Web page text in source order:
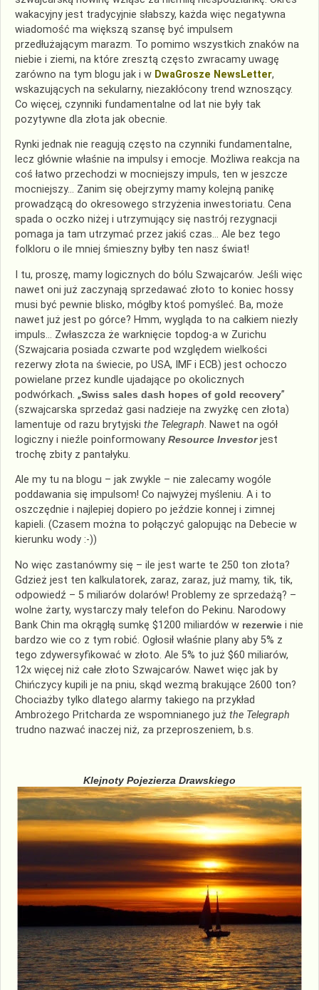
wakacyjny jest tradycyjnie słabszy, każda więc negatywna
wiadomość ma większą szansę być impulsem
przedłużającym marazm. To pomimo wszystkich znaków na
niebie i ziemi, na które zresztą często zwracamy uwagę
zarówno na tym blogu jak i w DwaGrosze NewsLetter,
wskazujących na sekularny, niezakłócony trend wznoszący.
Co więcej, czynniki fundamentalne od lat nie były tak
pozytywne dla złota jak obecnie.
Rynki jednak nie reagują często na czynniki fundamentalne,
lecz głównie właśnie na impulsy i emocje. Możliwa reakcja na
coś łatwo przechodzi w mocniejszy impuls, ten w jeszcze
mocniejszy… Zanim się obejrzymy mamy kolejną panikę
prowadzącą do okresowego strzyżenia inwestoriatu. Cena
spada o oczko niżej i utrzymujący się nastrój rezygnacji
pomaga ja tam utrzymać przez jakiś czas… Ale bez tego
folkloru o ile mniej śmieszny byłby ten nasz świat!
I tu, proszę, mamy logicznych do bólu Szwajcarów. Jeśli więc
nawet oni już zaczynają sprzedawać złoto to koniec hossy
musi być pewnie blisko, mógłby ktoś pomyśleć. Ba, może
nawet już jest po górce? Hmm, wygląda to na całkiem niezły
impuls… Zwłaszcza że warknięcie topdog-a w Zurichu
(Szwajcaria posiada czwarte pod względem wielkości
rezerwy złota na świecie, po USA, IMF i ECB) jest ochoczo
powielane przez kundle ujadające po okolicznych
podwórkach. „Swiss sales dash hopes of gold recovery”
(szwajcarska sprzedaż gasi nadzieje na zwyżkę cen złota)
lamentuje od razu brytyjski the Telegraph. Nawet na ogół
logiczny i nieźle poinformowany Resource Investorjest
trochę zbity z pantałyku.
Ale my tu na blogu – jak zwykle – nie zalecamy wogóle
poddawania się impulsom! Co najwyżej myśleniu. A i to
oszczędnie i najlepiej dopiero po jeździe konnej i zimnej
kapieli. (Czasem można to połączyć galopując na Debecie w
kierunku wody :-))
No więc zastanówmy się – ile jest warte te 250 ton złota?
Gdzież jest ten kalkulatorek, zaraz, zaraz, już mamy, tik, tik,
odpowiedź – 5 miliarów dolarów! Problemy ze sprzedażą? –
wolne żarty, wystarczy mały telefon do Pekinu. Narodowy
Bank Chin ma okrągłą sumkę $1200 miliardów w rezerwie i nie
bardzo wie co z tym robić. Ogłosił właśnie plany aby 5% z
tego zdywersyfikować w złoto. Ale 5% to już $60 miliarów,
12x więcej niż całe złoto Szwajcarów. Nawet więc jak by
Chińczycy kupili je na pniu, skąd wezmą brakujące 2600 ton?
Chociażby tylko dlatego alarmy takiego na przykład
Ambrożego Pritcharda ze wspomnianego już the Telegraph
trudno nazwać inaczej niż, za przeproszeniem, b.s.
Klejnoty Pojezierza Drawskiego